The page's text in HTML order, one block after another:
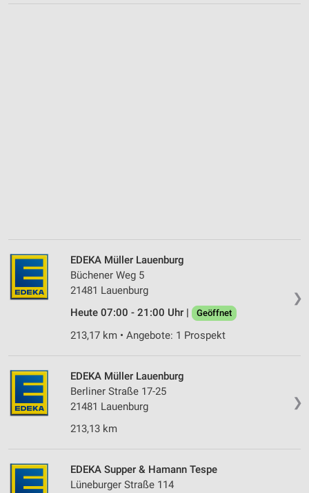
❯
EDEKA Müller Lauenburg
Büchener Weg 5
21481 Lauenburg
Heute 07:00 - 21:00 Uhr |
Geöffnet
213,17 km • Angebote: 1 Prospekt
❯
EDEKA Müller Lauenburg
Berliner Straße 17-25
21481 Lauenburg
213,13 km
EDEKA Supper & Hamann Tespe
Lüneburger Straße 114